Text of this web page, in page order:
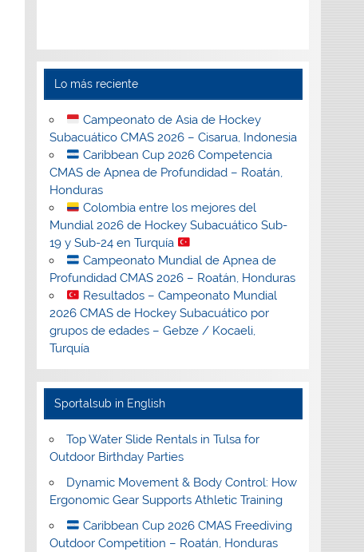
Lo más reciente
Campeonato de Asia de Hockey
Subacuático CMAS 2026 – Cisarua, Indonesia
Caribbean Cup 2026 Competencia
CMAS de Apnea de Profundidad – Roatán,
Honduras
Colombia entre los mejores del
Mundial 2026 de Hockey Subacuático Sub-
19 y Sub-24 en Turquía
Campeonato Mundial de Apnea de
Profundidad CMAS 2026 – Roatán, Honduras
Resultados – Campeonato Mundial
2026 CMAS de Hockey Subacuático por
grupos de edades – Gebze / Kocaeli,
Turquía
Sportalsub in English
Top Water Slide Rentals in Tulsa for
Outdoor Birthday Parties
Dynamic Movement & Body Control: How
Ergonomic Gear Supports Athletic Training
Caribbean Cup 2026 CMAS Freediving
Outdoor Competition – Roatán, Honduras